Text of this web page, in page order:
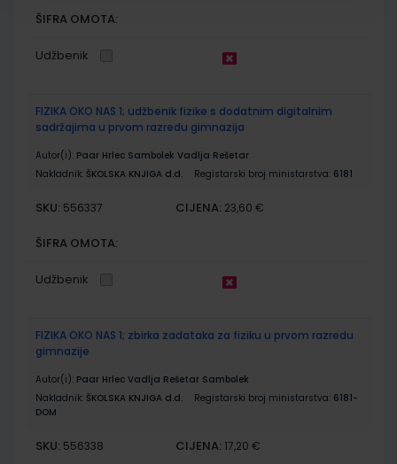
ŠIFRA OMOTA:
Udžbenik
FIZIKA OKO NAS 1; udžbenik fizike s dodatnim digitalnim
sadržajima u prvom razredu gimnazija
Autor(i): Paar Hrlec Sambolek Vadlja Rešetar
Nakladnik: ŠKOLSKA KNJIGA d.d. Registarski broj ministarstva: 6181
SKU: 556337 CIJENA: 23,60 €
ŠIFRA OMOTA:
Udžbenik
FIZIKA OKO NAS 1; zbirka zadataka za fiziku u prvom razredu
gimnazije
Autor(i): Paar Hrlec Vadlja Rešetar Sambolek
Nakladnik: ŠKOLSKA KNJIGA d.d. Registarski broj ministarstva: 6181-
DOM
SKU: 556338 CIJENA: 17,20 €